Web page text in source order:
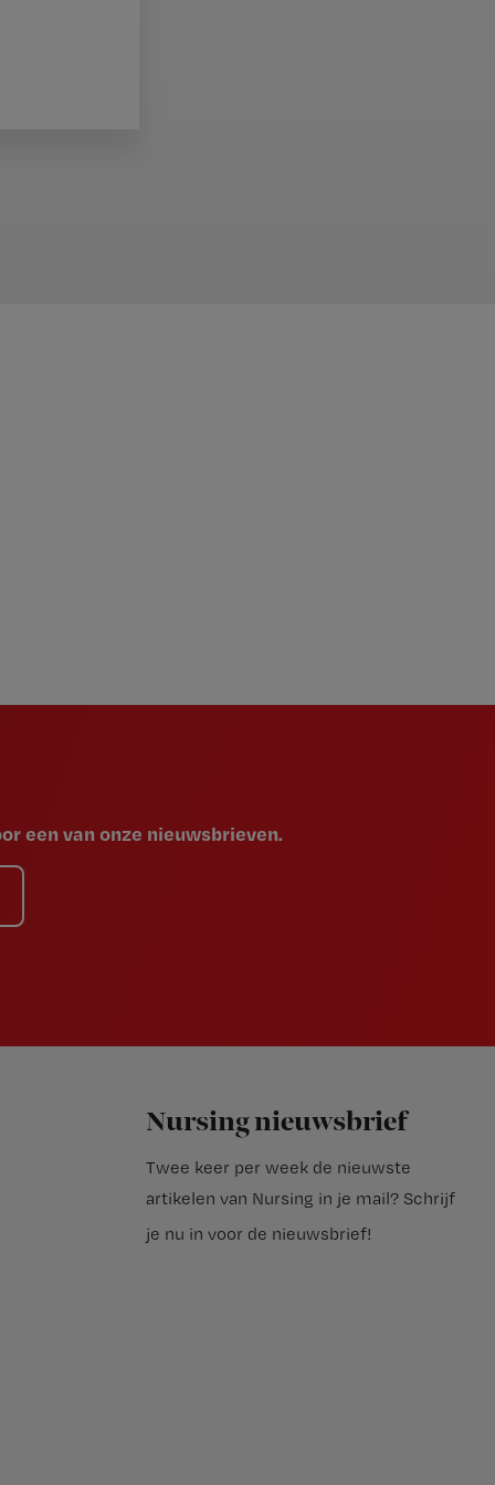
een van onze nieuwsbrieven.
Nursing nieuwsbrief
Twee keer per week de nieuwste
artikelen van Nursing in je mail? Schrijf
je nu in voor de nieuwsbrief!